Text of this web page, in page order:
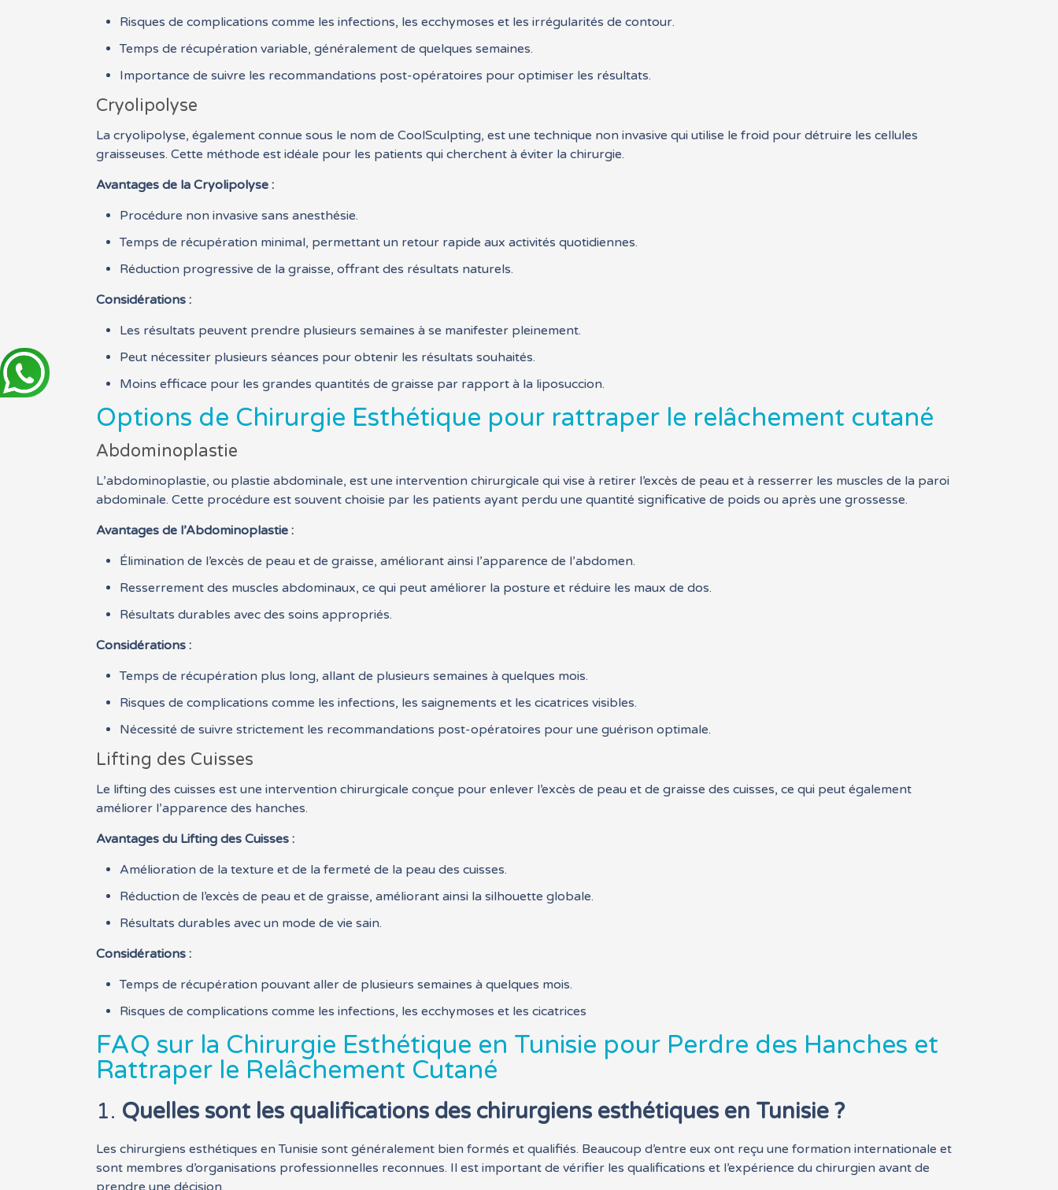
Risques de complications comme les infections, les ecchymoses et les irrégularités de contour.
Temps de récupération variable, généralement de quelques semaines.
Importance de suivre les recommandations post-opératoires pour optimiser les résultats.
Cryolipolyse
La cryolipolyse, également connue sous le nom de CoolSculpting, est une technique non invasive qui utilise le froid pour détruire les cellules
graisseuses. Cette méthode est idéale pour les patients qui cherchent à éviter la chirurgie.
Avantages de la Cryolipolyse :
Procédure non invasive sans anesthésie.
Temps de récupération minimal, permettant un retour rapide aux activités quotidiennes.
Réduction progressive de la graisse, offrant des résultats naturels.
Considérations :
Les résultats peuvent prendre plusieurs semaines à se manifester pleinement.
Peut nécessiter plusieurs séances pour obtenir les résultats souhaités.
Moins efficace pour les grandes quantités de graisse par rapport à la liposuccion.
Options de Chirurgie Esthétique pour rattraper le relâchement cutané
Abdominoplastie
L’abdominoplastie, ou plastie abdominale, est une intervention chirurgicale qui vise à retirer l’excès de peau et à resserrer les muscles de la paroi
abdominale. Cette procédure est souvent choisie par les patients ayant perdu une quantité significative de poids ou après une grossesse.
Avantages de l’Abdominoplastie :
Élimination de l’excès de peau et de graisse, améliorant ainsi l’apparence de l’abdomen.
Resserrement des muscles abdominaux, ce qui peut améliorer la posture et réduire les maux de dos.
Résultats durables avec des soins appropriés.
Considérations :
Temps de récupération plus long, allant de plusieurs semaines à quelques mois.
Risques de complications comme les infections, les saignements et les cicatrices visibles.
Nécessité de suivre strictement les recommandations post-opératoires pour une guérison optimale.
Lifting des Cuisses
Le lifting des cuisses est une intervention chirurgicale conçue pour enlever l’excès de peau et de graisse des cuisses, ce qui peut également
améliorer l’apparence des hanches.
Avantages du Lifting des Cuisses :
Amélioration de la texture et de la fermeté de la peau des cuisses.
Réduction de l’excès de peau et de graisse, améliorant ainsi la silhouette globale.
Résultats durables avec un mode de vie sain.
Considérations :
Temps de récupération pouvant aller de plusieurs semaines à quelques mois.
Risques de complications comme les infections, les ecchymoses et les cicatrices
FAQ sur la Chirurgie Esthétique en Tunisie pour Perdre des Hanches et
Rattraper le Relâchement Cutané
1. Quelles sont les qualifications des chirurgiens esthétiques en Tunisie ?
Les chirurgiens esthétiques en Tunisie sont généralement bien formés et qualifiés. Beaucoup d’entre eux ont reçu une formation internationale et
sont membres d’organisations professionnelles reconnues. Il est important de vérifier les qualifications et l’expérience du chirurgien avant de
prendre une décision.